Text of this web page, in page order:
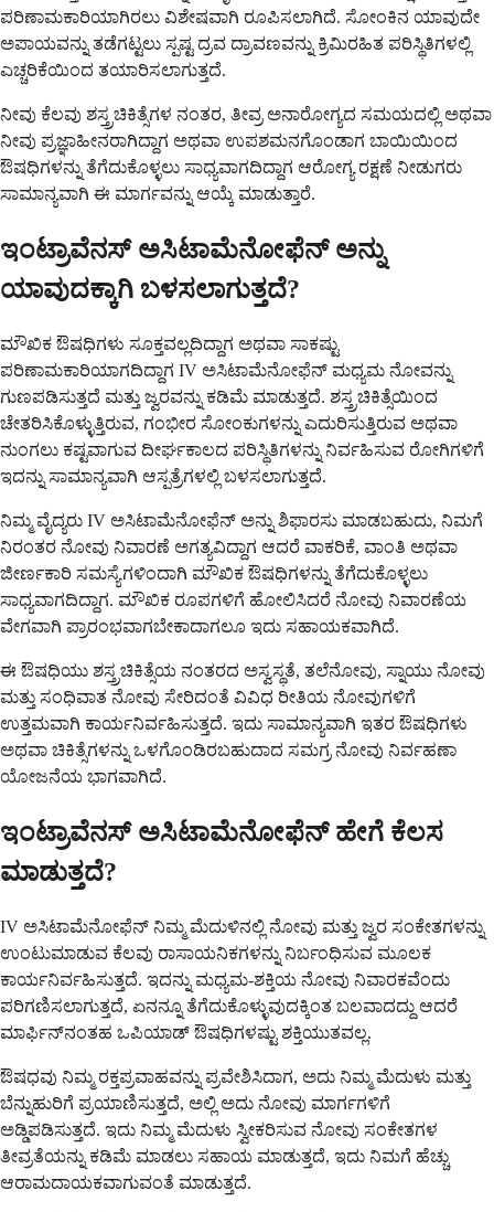
ಪರಿಣಾಮಕಾರಿಯಾಗಿರಲು ವಿಶೇಷವಾಗಿ ರೂಪಿಸಲಾಗಿದೆ. ಸೋಂಕಿನ ಯಾವುದೇ
ಅಪಾಯವನ್ನು ತಡೆಗಟ್ಟಲು ಸ್ಪಷ್ಟ ದ್ರವ ದ್ರಾವಣವನ್ನು ಕ್ರಿಮಿರಹಿತ ಪರಿಸ್ಥಿತಿಗಳಲ್ಲಿ
ಎಚ್ಚರಿಕೆಯಿಂದ ತಯಾರಿಸಲಾಗುತ್ತದೆ.
ನೀವು ಕೆಲವು ಶಸ್ತ್ರಚಿಕಿತ್ಸೆಗಳ ನಂತರ, ತೀವ್ರ ಅನಾರೋಗ್ಯದ ಸಮಯದಲ್ಲಿ ಅಥವಾ
ನೀವು ಪ್ರಜ್ಞಾಹೀನರಾಗಿದ್ದಾಗ ಅಥವಾ ಉಪಶಮನಗೊಂಡಾಗ ಬಾಯಿಯಿಂದ
ಔಷಧಿಗಳನ್ನು ತೆಗೆದುಕೊಳ್ಳಲು ಸಾಧ್ಯವಾಗದಿದ್ದಾಗ ಆರೋಗ್ಯ ರಕ್ಷಣೆ ನೀಡುಗರು
ಸಾಮಾನ್ಯವಾಗಿ ಈ ಮಾರ್ಗವನ್ನು ಆಯ್ಕೆ ಮಾಡುತ್ತಾರೆ.
ಇಂಟ್ರಾವೆನಸ್ ಅಸಿಟಾಮೆನೋಫೆನ್ ಅನ್ನು
ಯಾವುದಕ್ಕಾಗಿ ಬಳಸಲಾಗುತ್ತದೆ?
ಮೌಖಿಕ ಔಷಧಿಗಳು ಸೂಕ್ತವಲ್ಲದಿದ್ದಾಗ ಅಥವಾ ಸಾಕಷ್ಟು
ಪರಿಣಾಮಕಾರಿಯಾಗದಿದ್ದಾಗ IV ಅಸಿಟಾಮೆನೋಫೆನ್ ಮಧ್ಯಮ ನೋವನ್ನು
ಗುಣಪಡಿಸುತ್ತದೆ ಮತ್ತು ಜ್ವರವನ್ನು ಕಡಿಮೆ ಮಾಡುತ್ತದೆ. ಶಸ್ತ್ರಚಿಕಿತ್ಸೆಯಿಂದ
ಚೇತರಿಸಿಕೊಳ್ಳುತ್ತಿರುವ, ಗಂಭೀರ ಸೋಂಕುಗಳನ್ನು ಎದುರಿಸುತ್ತಿರುವ ಅಥವಾ
ನುಂಗಲು ಕಷ್ಟವಾಗುವ ದೀರ್ಘಕಾಲದ ಪರಿಸ್ಥಿತಿಗಳನ್ನು ನಿರ್ವಹಿಸುವ ರೋಗಿಗಳಿಗೆ
ಇದನ್ನು ಸಾಮಾನ್ಯವಾಗಿ ಆಸ್ಪತ್ರೆಗಳಲ್ಲಿ ಬಳಸಲಾಗುತ್ತದೆ.
ನಿಮ್ಮ ವೈದ್ಯರು IV ಅಸಿಟಾಮೆನೋಫೆನ್ ಅನ್ನು ಶಿಫಾರಸು ಮಾಡಬಹುದು, ನಿಮಗೆ
ನಿರಂತರ ನೋವು ನಿವಾರಣೆ ಅಗತ್ಯವಿದ್ದಾಗ ಆದರೆ ವಾಕರಿಕೆ, ವಾಂತಿ ಅಥವಾ
ಜೀರ್ಣಕಾರಿ ಸಮಸ್ಯೆಗಳಿಂದಾಗಿ ಮೌಖಿಕ ಔಷಧಿಗಳನ್ನು ತೆಗೆದುಕೊಳ್ಳಲು
ಸಾಧ್ಯವಾಗದಿದ್ದಾಗ. ಮೌಖಿಕ ರೂಪಗಳಿಗೆ ಹೋಲಿಸಿದರೆ ನೋವು ನಿವಾರಣೆಯ
ವೇಗವಾಗಿ ಪ್ರಾರಂಭವಾಗಬೇಕಾದಾಗಲೂ ಇದು ಸಹಾಯಕವಾಗಿದೆ.
ಈ ಔಷಧಿಯು ಶಸ್ತ್ರಚಿಕಿತ್ಸೆಯ ನಂತರದ ಅಸ್ವಸ್ಥತೆ, ತಲೆನೋವು, ಸ್ನಾಯು ನೋವು
ಮತ್ತು ಸಂಧಿವಾತ ನೋವು ಸೇರಿದಂತೆ ವಿವಿಧ ರೀತಿಯ ನೋವುಗಳಿಗೆ
ಉತ್ತಮವಾಗಿ ಕಾರ್ಯನಿರ್ವಹಿಸುತ್ತದೆ. ಇದು ಸಾಮಾನ್ಯವಾಗಿ ಇತರ ಔಷಧಿಗಳು
ಅಥವಾ ಚಿಕಿತ್ಸೆಗಳನ್ನು ಒಳಗೊಂಡಿರಬಹುದಾದ ಸಮಗ್ರ ನೋವು ನಿರ್ವಹಣಾ
ಯೋಜನೆಯ ಭಾಗವಾಗಿದೆ.
ಇಂಟ್ರಾವೆನಸ್ ಅಸಿಟಾಮೆನೋಫೆನ್ ಹೇಗೆ ಕೆಲಸ
ಮಾಡುತ್ತದೆ?
IV ಅಸಿಟಾಮೆನೋಫೆನ್ ನಿಮ್ಮ ಮೆದುಳಿನಲ್ಲಿ ನೋವು ಮತ್ತು ಜ್ವರ ಸಂಕೇತಗಳನ್ನು
ಉಂಟುಮಾಡುವ ಕೆಲವು ರಾಸಾಯನಿಕಗಳನ್ನು ನಿರ್ಬಂಧಿಸುವ ಮೂಲಕ
ಕಾರ್ಯನಿರ್ವಹಿಸುತ್ತದೆ. ಇದನ್ನು ಮಧ್ಯಮ-ಶಕ್ತಿಯ ನೋವು ನಿವಾರಕವೆಂದು
ಪರಿಗಣಿಸಲಾಗುತ್ತದೆ, ಏನನ್ನೂ ತೆಗೆದುಕೊಳ್ಳುವುದಕ್ಕಿಂತ ಬಲವಾದದ್ದು ಆದರೆ
ಮಾರ್ಫಿನ್‌ನಂತಹ ಒಪಿಯಾಡ್ ಔಷಧಿಗಳಷ್ಟು ಶಕ್ತಿಯುತವಲ್ಲ.
ಔಷಧವು ನಿಮ್ಮ ರಕ್ತಪ್ರವಾಹವನ್ನು ಪ್ರವೇಶಿಸಿದಾಗ, ಅದು ನಿಮ್ಮ ಮೆದುಳು ಮತ್ತು
ಬೆನ್ನುಹುರಿಗೆ ಪ್ರಯಾಣಿಸುತ್ತದೆ, ಅಲ್ಲಿ ಅದು ನೋವು ಮಾರ್ಗಗಳಿಗೆ
ಅಡ್ಡಿಪಡಿಸುತ್ತದೆ. ಇದು ನಿಮ್ಮ ಮೆದುಳು ಸ್ವೀಕರಿಸುವ ನೋವು ಸಂಕೇತಗಳ
ತೀವ್ರತೆಯನ್ನು ಕಡಿಮೆ ಮಾಡಲು ಸಹಾಯ ಮಾಡುತ್ತದೆ, ಇದು ನಿಮಗೆ ಹೆಚ್ಚು
ಆರಾಮದಾಯಕವಾಗುವಂತೆ ಮಾಡುತ್ತದೆ.